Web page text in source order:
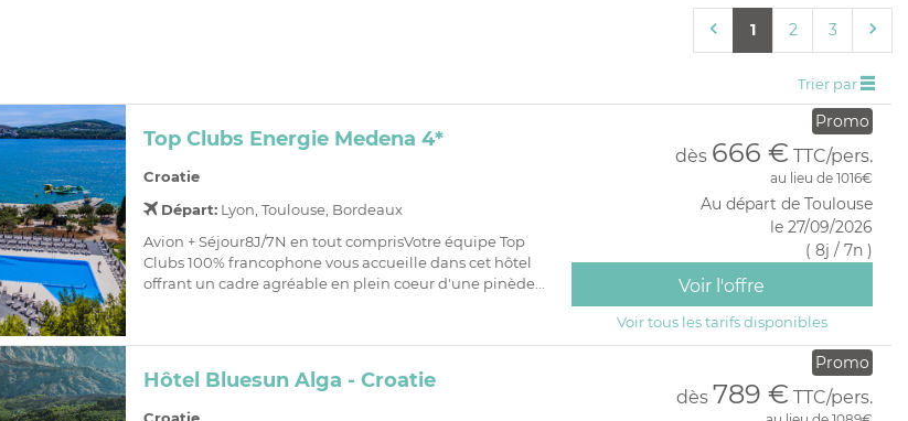
COLLECTION
1 2 3
Trier par
Top Clubs Energie Medena 4*
Croatie
Départ:Lyon, Toulouse, Bordeaux
Avion + Séjour8J/7N en tout comprisVotre équipe Top
Clubs 100% francophone vous accueille dans cet hôtel
offrant un cadre agréable en plein coeur d'une pinède...
Promo
dès 666 € TTC/pers.
au lieu de 1016€
Au départ de Toulouse
le 27/09/2026
( 8j / 7n )
Voir l'offre
Voir tous les tarifs disponibles
Hôtel Bluesun Alga - Croatie
Croatie
Promo
dès789 € TTC/pers.